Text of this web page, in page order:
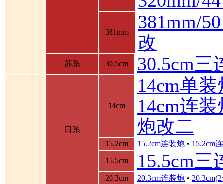
381mm
381mm/
改
苏系 30.5cm 30.5cm三
日系
14cm
14cm单装
14cm连装
炮改二
15.2cm 15.2cm连装炮 • 15.2cm
15.5cm
15.5cm三
20.3cm 20.3cm连装炮 •